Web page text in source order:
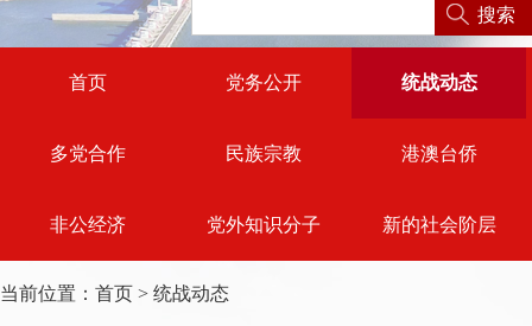
搜索
首页 党务公开 统战动态
多党合作 民族宗教 港澳台侨
非公经济 党外知识分子 新的社会阶层
当前位置： 首页 > 统战动态